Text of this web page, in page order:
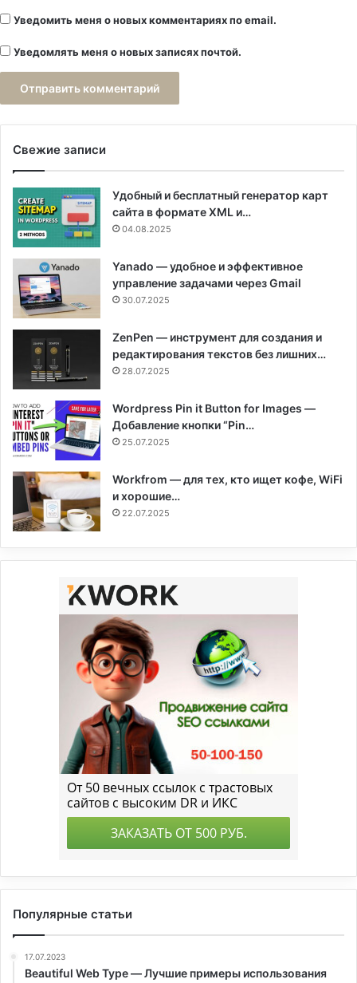
Уведомить меня о новых комментариях по email.
Уведомлять меня о новых записях почтой.
Свежие записи
Удобный и бесплатный генератор карт
сайта в формате XML и…
04.08.2025
Yanado — удобное и эффективное
управление задачами через Gmail
30.07.2025
ZenPen — инструмент для создания и
редактирования текстов без лишних…
28.07.2025
Wordpress Pin it Button for Images —
Добавление кнопки “Pin…
25.07.2025
Workfrom — для тех, кто ищет кофе, WiFi
и хорошие…
22.07.2025
Популярные статьи
17.07.2023
Beautiful Web Type — Лучшие примеры использования